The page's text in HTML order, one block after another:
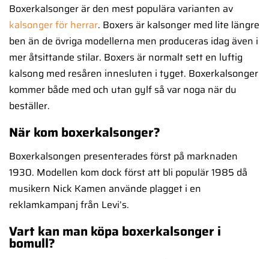
Boxerkalsonger är den mest populära varianten av
kalsonger för herrar. Boxers är kalsonger med lite längre
ben än de övriga modellerna men produceras idag även i
mer åtsittande stilar. Boxers är normalt sett en luftig
kalsong med resåren innesluten i tyget. Boxerkalsonger
kommer både med och utan gylf så var noga när du
beställer.
När kom boxerkalsonger?
Boxerkalsongen presenterades först på marknaden
1930. Modellen kom dock först att bli populär 1985 då
musikern Nick Kamen använde plagget i en
reklamkampanj från Levi’s.
Vart kan man köpa boxerkalsonger i
bomull?